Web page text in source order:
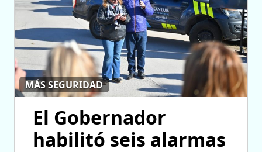
MÁS SEGURIDAD
El Gobernador
habilitó seis alarmas